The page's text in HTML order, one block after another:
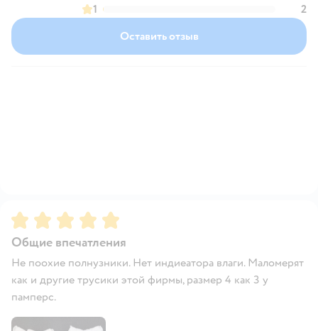
1
2
Оставить отзыв
Рейтинг:5
Общие впечатления
Не поохие полнузники. Нет индиеатора влаги. Маломерят
как и другие трусики этой фирмы, размер 4 как 3 у
памперс.